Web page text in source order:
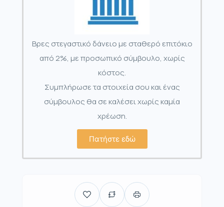
Βρες στεγαστικό δάνειο με σταθερό επιτόκιο
από 2%, με προσωπικό σύμβουλο, χωρίς
κόστος.
Συμπλήρωσε τα στοιχεία σου και ένας
σύμβουλος θα σε καλέσει χωρίς καμία
χρέωση.
Πατήστε εδώ